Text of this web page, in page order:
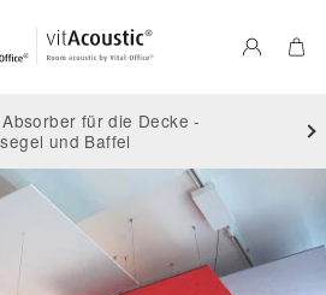
für die Decke -
und Baffel